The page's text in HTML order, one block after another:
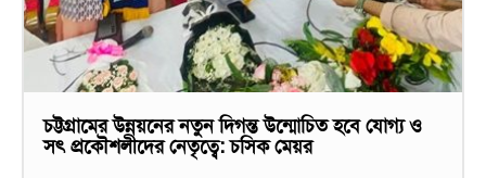
চট্টগ্রামের উন্নয়নের নতুন দিগন্ত উন্মোচিত হবে যোগ্য ও
সৎ প্রকৌশলীদের নেতৃত্বে: চসিক মেয়র